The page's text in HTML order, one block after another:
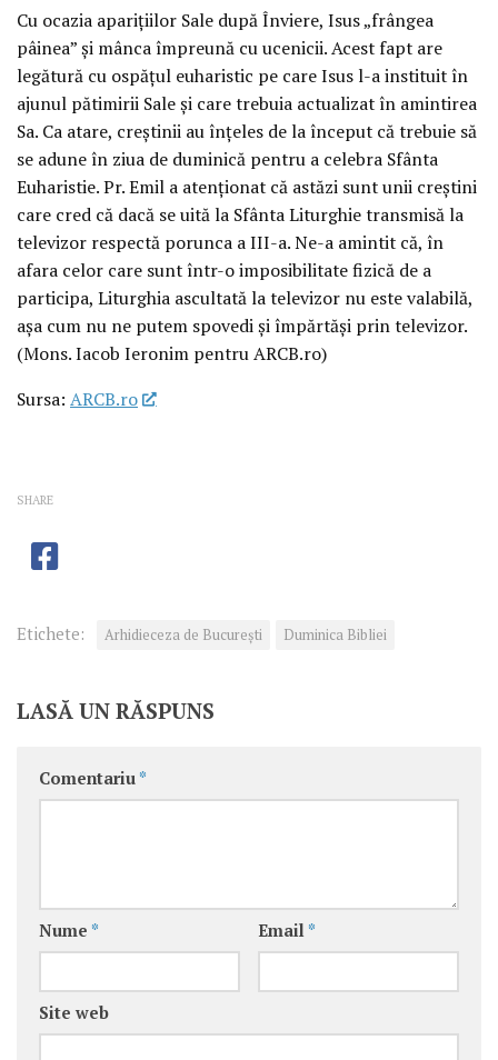
Cu ocazia aparițiilor Sale după Înviere, Isus „frângea
pâinea” și mânca împreună cu ucenicii. Acest fapt are
legătură cu ospățul euharistic pe care Isus l-a instituit în
ajunul pătimirii Sale și care trebuia actualizat în amintirea
Sa. Ca atare, creștinii au înțeles de la început că trebuie să
se adune în ziua de duminică pentru a celebra Sfânta
Euharistie. Pr. Emil a atenționat că astăzi sunt unii creștini
care cred că dacă se uită la Sfânta Liturghie transmisă la
televizor respectă porunca a III-a. Ne-a amintit că, în
afara celor care sunt într-o imposibilitate fizică de a
participa, Liturghia ascultată la televizor nu este valabilă,
așa cum nu ne putem spovedi și împărtăși prin televizor.
(Mons. Iacob Ieronim pentru ARCB.ro)
Sursa: ARCB.ro
SHARE
Etichete: Arhidieceza de București Duminica Bibliei
LASĂ UN RĂSPUNS
Comentariu *
Nume * Email *
Site web